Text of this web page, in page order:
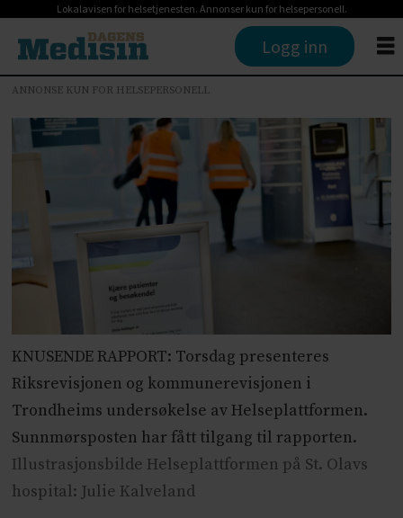
Lokalavisen for helsetjenesten. Annonser kun for helsepersonell.
Logg inn
ANNONSE KUN FOR HELSEPERSONELL
KNUSENDE RAPPORT: Torsdag presenteres
Riksrevisjonen og kommunerevisjonen i
Trondheims undersøkelse av Helseplattformen.
Sunnmørsposten har fått tilgang til rapporten.
Illustrasjonsbilde Helseplattformen på St. Olavs
hospital: Julie Kalveland